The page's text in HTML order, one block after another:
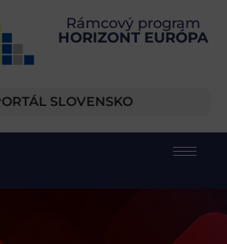
Rámcový program
HORIZONT EURÓPA
SLOVENSKO